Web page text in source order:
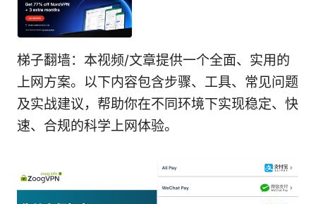
梯子翻墙：本视频/文章提供一个全面、实用的
上网方案。以下内容包含步骤、工具、常见问题
及实战建议，帮助你在不同环境下实现稳定、快
速、合规的科学上网体验。